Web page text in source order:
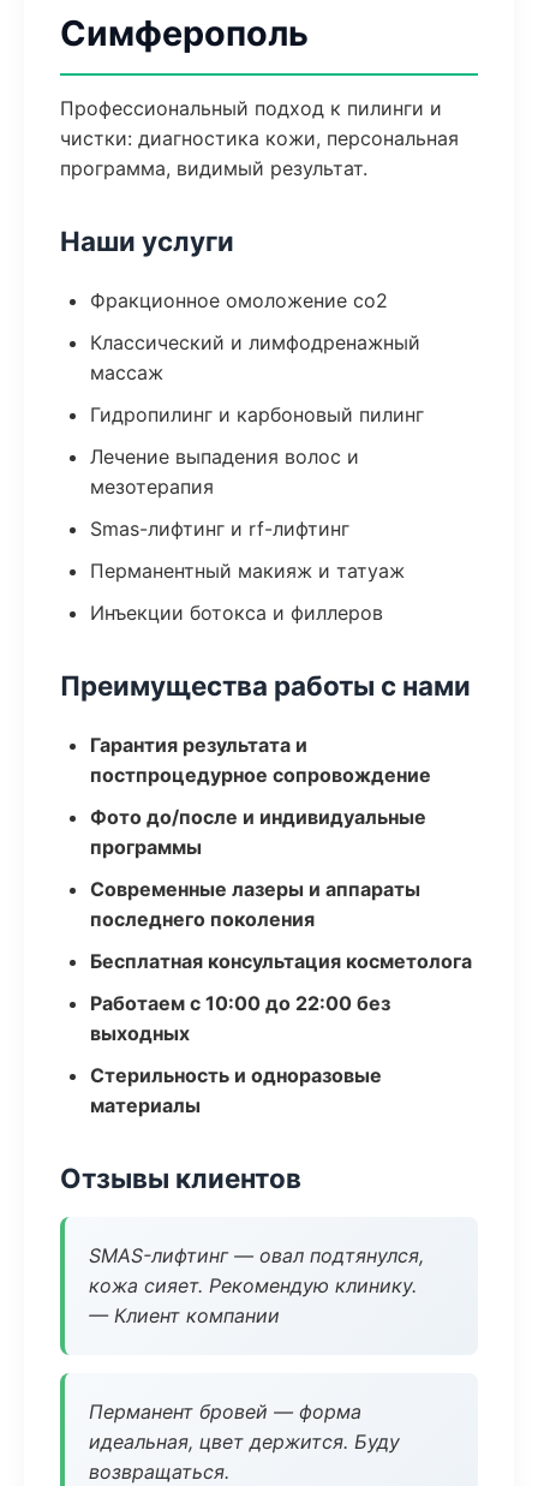
Симферополь
Профессиональный подход к пилинги и
чистки: диагностика кожи, персональная
программа, видимый результат.
Наши услуги
Фракционное омоложение co2
Классический и лимфодренажный
массаж
Гидропилинг и карбоновый пилинг
Лечение выпадения волос и
мезотерапия
Smas-лифтинг и rf-лифтинг
Перманентный макияж и татуаж
Инъекции ботокса и филлеров
Преимущества работы с нами
Гарантия результата и
постпроцедурное сопровождение
Фото до/после и индивидуальные
программы
Современные лазеры и аппараты
последнего поколения
Бесплатная консультация косметолога
Работаем с 10:00 до 22:00 без
выходных
Стерильность и одноразовые
материалы
Отзывы клиентов
SMAS-лифтинг — овал подтянулся,
кожа сияет. Рекомендую клинику.
— Клиент компании
Перманент бровей — форма
идеальная, цвет держится. Буду
возвращаться.